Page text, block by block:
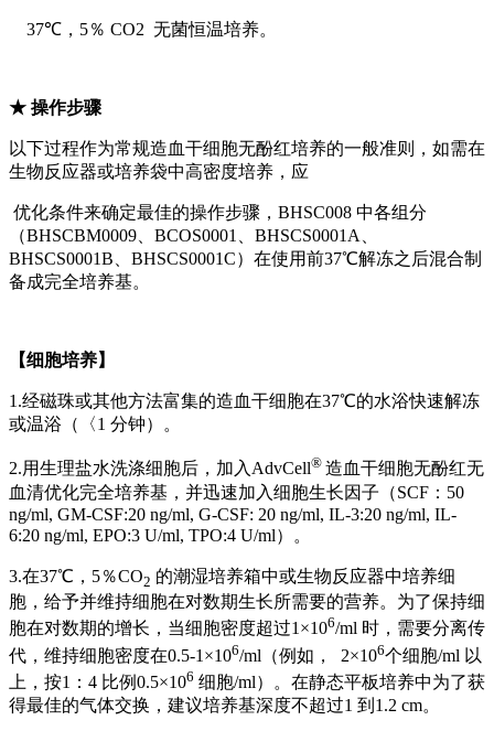
37℃， 5％ CO2 无菌恒温培养。
★ 操作步骤
以下过程作为常规造血干细胞无酚红培养的一般准则，如需在
生物反应器或培养袋中高密度培养，应
优化条件来确定最佳的操作步骤，BHSC008 中各组分
（BHSCBM0009、BCOS0001、BHSCS0001A、
BHSCS0001B、BHSCS0001C）在使用前37℃解冻之后混合制
备成完全培养基。
【细胞培养】
1.经磁珠或其他方法富集的造血干细胞在37℃的水浴快速解冻
或温浴（〈1 分钟）。
2.用生理盐水洗涤细胞后，加入AdvCell® 造血干细胞无酚红无
血清优化完全培养基，并迅速加入细胞生长因子（SCF：50
ng/ml, GM-CSF:20 ng/ml, G-CSF: 20 ng/ml, IL-3:20 ng/ml, IL-
6:20 ng/ml, EPO:3 U/ml, TPO:4 U/ml）。
3.在37℃，5％CO2 的潮湿培养箱中或生物反应器中培养细
胞，给予并维持细胞在对数期生长所需要的营养。为了保持细
胞在对数期的增长，当细胞密度超过1×106/ml 时，需要分离传
代，维持细胞密度在0.5-1×106/ml（例如， 2×106个细胞/ml 以
上，按1：4 比例0.5×106 细胞/ml）。在静态平板培养中为了获
得最佳的气体交换，建议培养基深度不超过1 到1.2 cm。